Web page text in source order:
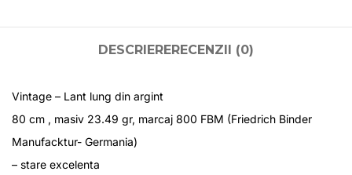
DESCRIERERECENZII (0)
Vintage – Lant lung din argint
80 cm , masiv 23.49 gr, marcaj 800 FBM (Friedrich Binder
Manufacktur- Germania)
– stare excelenta